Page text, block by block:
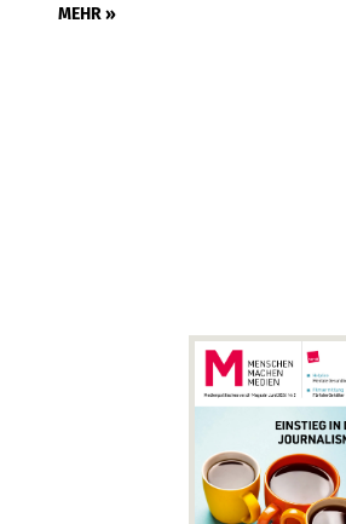
MEHR »